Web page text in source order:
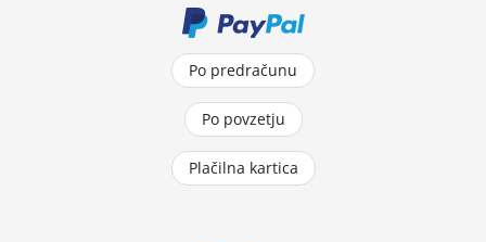
Po predračunu
Po povzetju
Plačilna kartica